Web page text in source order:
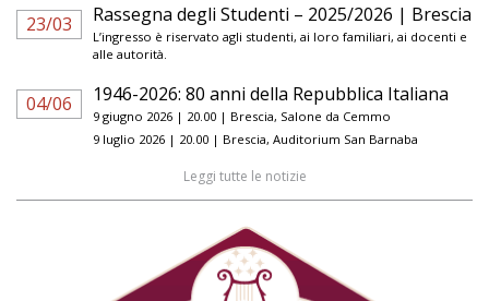
23/03 Rassegna degli Studenti – 2025/2026 | Brescia
L’ingresso è riservato agli studenti, ai loro familiari, ai docenti e
alle autorità.
04/06 1946-2026: 80 anni della Repubblica Italiana
9 giugno 2026 | 20.00 | Brescia, Salone da Cemmo
9 luglio 2026 | 20.00 | Brescia, Auditorium San Barnaba
Leggi tutte le notizie